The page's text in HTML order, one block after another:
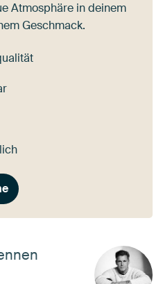
Atmosphäre in deinem
Geschmack.